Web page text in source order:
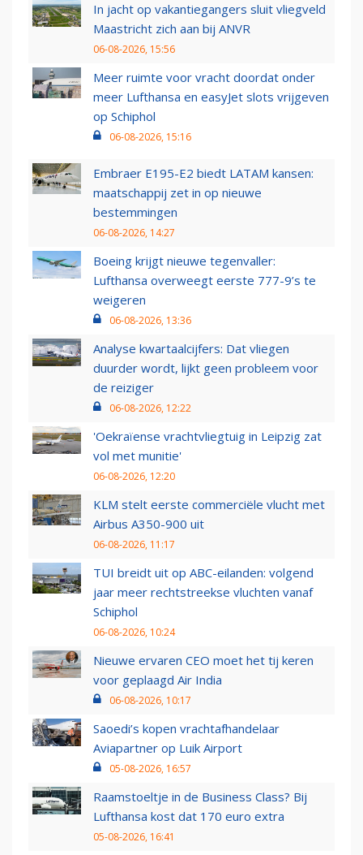
In jacht op vakantiegangers sluit vliegveld
Maastricht zich aan bij ANVR
06-08-2026, 15:56
Meer ruimte voor vracht doordat onder
meer Lufthansa en easyJet slots vrijgeven
op Schiphol
06-08-2026, 15:16
Embraer E195-E2 biedt LATAM kansen:
maatschappij zet in op nieuwe
bestemmingen
06-08-2026, 14:27
Boeing krijgt nieuwe tegenvaller:
Lufthansa overweegt eerste 777-9’s te
weigeren
06-08-2026, 13:36
Analyse kwartaalcijfers: Dat vliegen
duurder wordt, lijkt geen probleem voor
de reiziger
06-08-2026, 12:22
'Oekraïense vrachtvliegtuig in Leipzig zat
vol met munitie'
06-08-2026, 12:20
KLM stelt eerste commerciële vlucht met
Airbus A350-900 uit
06-08-2026, 11:17
TUI breidt uit op ABC-eilanden: volgend
jaar meer rechtstreekse vluchten vanaf
Schiphol
06-08-2026, 10:24
Nieuwe ervaren CEO moet het tij keren
voor geplaagd Air India
06-08-2026, 10:17
Saoedi’s kopen vrachtafhandelaar
Aviapartner op Luik Airport
05-08-2026, 16:57
Raamstoeltje in de Business Class? Bij
Lufthansa kost dat 170 euro extra
05-08-2026, 16:41